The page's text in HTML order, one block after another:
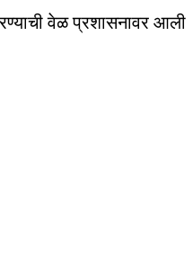
वेळ प्रशासनावर आली